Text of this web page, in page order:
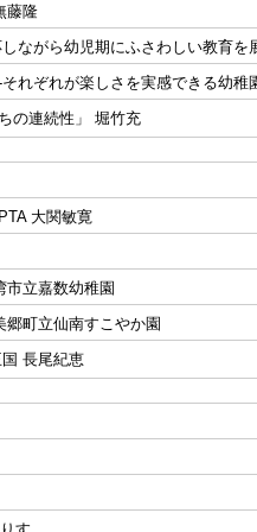
藤隆
ながら幼児期にふさわしい教育を
れぞれが楽しさを実感できる幼稚
の連続性」 堀竹充
大関敏寛
市立嘉数幼稚園
町立仙南すこやか園
長尾紀恵